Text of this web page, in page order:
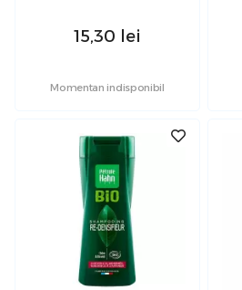
15,30 lei
Momentan indisponibil